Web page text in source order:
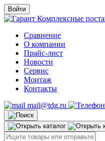
Войти
Комплексные
Сравнение
О компании
Прайс-лист
Новости
Сервис
Монтаж
Контакты
mail@tdg.ru